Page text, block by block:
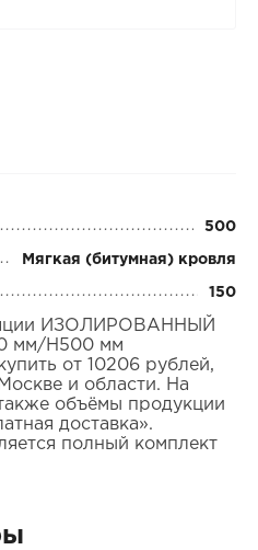
500
Мягкая (битумная) кровля
150
ИЗОЛИРОВАННЫЙ
мм/H500 мм
от 10206 рублей,
и области. На
объёмы продукции
доставка».
полный комплект